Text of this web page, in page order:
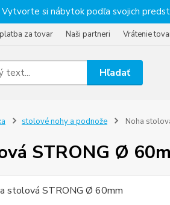
Vytvorte si nábytok podľa svojich
za tovar Naši partneri Vrátenie
Hľadať
stolové nohy a podnože Noha
STRONG Ø